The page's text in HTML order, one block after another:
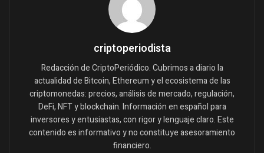
criptoperiodista
Redacción de CriptoPeriódico. Cubrimos a diario la
actualidad de Bitcoin, Ethereum y el ecosistema de las
criptomonedas: precios, análisis de mercado, regulación,
DeFi, NFT y blockchain. Información en español para
inversores y entusiastas, con rigor y lenguaje claro. Este
contenido es informativo y no constituye asesoramiento
financiero.